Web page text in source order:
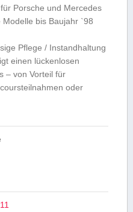
Porsche und Mercedes
bis Baujahr `98
Pflege / Instandhaltung
einen lückenlosen
– von Vorteil für
oder